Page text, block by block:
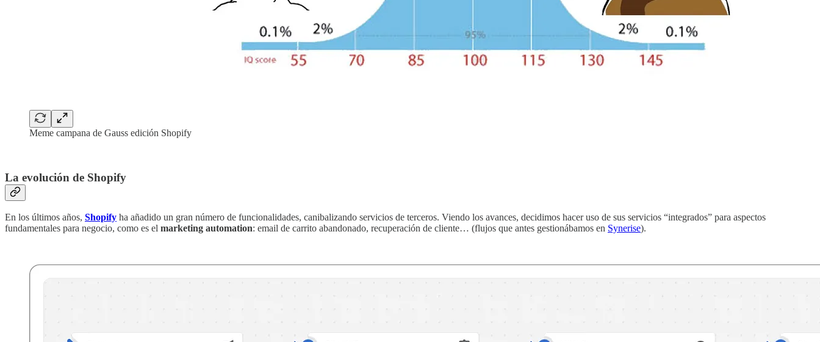
Meme campana de Gauss edición Shopify
La evolución de Shopify
En los últimos años, Shopify ha añadido un gran número de funcionalidades, canibalizando servicios de terceros. Viendo los avances, decidimos hacer uso de sus servicios “integrados” para aspectos
fundamentales para negocio, como es el marketing automation: email de carrito abandonado, recuperación de cliente… (flujos que antes gestionábamos en Synerise).